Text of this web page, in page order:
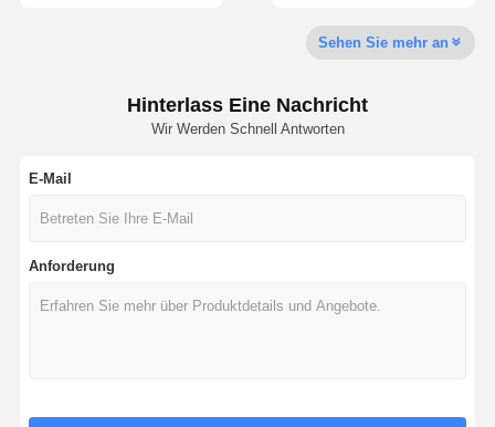
Bitte Um Ein
Angebot
Sehen Sie mehr an
Hinterlass Eine Nachricht
Wir Werden Schnell Antworten
E-Mail
Anforderung